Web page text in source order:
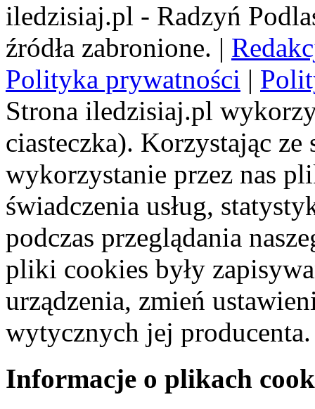
iledzisiaj.pl - Radzyń
źródła zabronione. |
Polityka prywatności |
Strona iledzisiaj.pl
ciasteczka). Korzystając
wykorzystanie przez nas
świadczenia usług,
podczas przeglądania
pliki cookies były
urządzenia, zmień
wytycznych jej producenta.
Informacje o plikach